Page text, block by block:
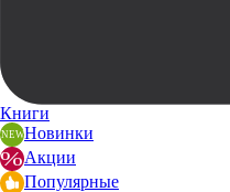
Книги
Новинки
Акции
Популярные